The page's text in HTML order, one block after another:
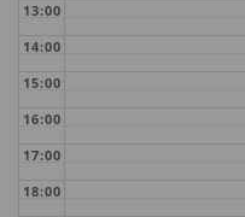
13:00
14:00
15:00
16:00
17:00
18:00